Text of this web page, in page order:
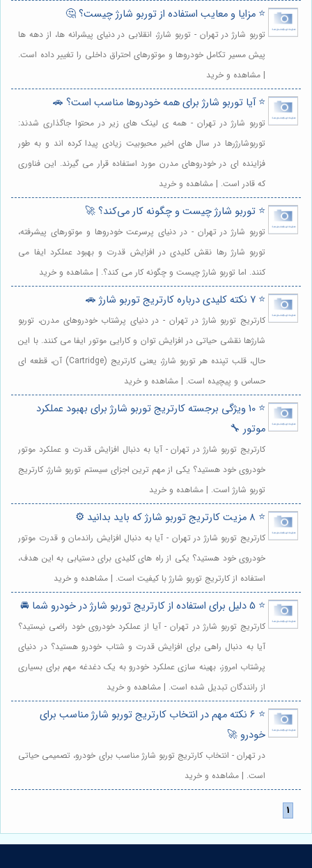
⭐️ مزایا و معایب استفاده از توربو شارژ چیست؟ 🤔
توربو شارژ در تهران - توربو شارژ، انقلابی در دنیای پیشرانه ها، از دهه ها
پیش مسیر تکامل خودروها و موتورهای احتراق داخلی را تغییر داده است.
| مشاهده و خرید
⭐️ آیا توربو شارژ برای همه خودروها مناسب است؟ 🚗
توربو شارژ در تهران - همه ی لینک های زیر در محتوا جاگذاری شدند:
توربوشارژرها در سال های اخیر محبوبیت زیادی پیدا کرده اند و به طور
فزاینده ای در خودروهای مدرن مورد استفاده قرار می گیرند. این فناوری
که قادر است. | مشاهده و خرید
⭐️ توربو شارژ چیست و چگونه کار می‌کند؟ 🚀
توربو شارژ در تهران - در دنیای پرسرعت خودروها و موتورهای پیشرفته،
توربو شارژ رها نقش کلیدی در افزایش قدرت و بهبود عملکرد ایفا می
کنند. اما توربو شارژ چیست و چگونه کار می کند؟. | مشاهده و خرید
⭐️ 7 نکته کلیدی درباره کارتریج توربو شارژ 🚗
کارتریج توربو شارژ در تهران - در دنیای پرشتاب خودروهای مدرن، توربو
شارژها نقشی حیاتی در افزایش توان و کارایی موتور ایفا می کنند. با این
حال، قلب تپنده هر توربو شارژ، یعنی کارتریج (Cartridge) آن، قطعه ای
حساس و پیچیده است. | مشاهده و خرید
⭐️ 10 ویژگی برجسته کارتریج توربو شارژ برای بهبود عملکرد
موتور 🔧
کارتریج توربو شارژ در تهران - آیا به دنبال افزایش قدرت و عملکرد موتور
خودروی خود هستید؟ یکی از مهم ترین اجزای سیستم توربو شارژ، کارتریج
توربو شارژ است. | مشاهده و خرید
⭐️ 8 مزیت کارتریج توربو شارژ که باید بدانید ⚙️
کارتریج توربو شارژ در تهران - آیا به دنبال افزایش راندمان و قدرت موتور
خودروی خود هستید؟ یکی از راه های کلیدی برای دستیابی به این هدف،
استفاده از کارتریج توربو شارژ با کیفیت است. | مشاهده و خرید
⭐️ 5 دلیل برای استفاده از کارتریج توربو شارژ در خودرو شما 🚘
کارتریج توربو شارژ در تهران - آیا از عملکرد خودروی خود راضی نیستید؟
آیا به دنبال راهی برای افزایش قدرت و شتاب خودرو هستید؟ در دنیای
پرشتاب امروز، بهینه سازی عملکرد خودرو به یک دغدغه مهم برای بسیاری
از رانندگان تبدیل شده است. | مشاهده و خرید
⭐️ 6 نکته مهم در انتخاب کارتریج توربو شارژ مناسب برای
خودرو 🚀
در تهران - انتخاب کارتریج توربو شارژ مناسب برای خودرو، تصمیمی حیاتی
است. | مشاهده و خرید